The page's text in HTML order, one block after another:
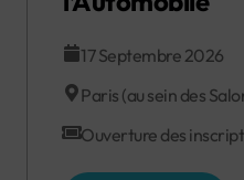
17 Septembre 2026
Paris (au sein des
Ouverture des